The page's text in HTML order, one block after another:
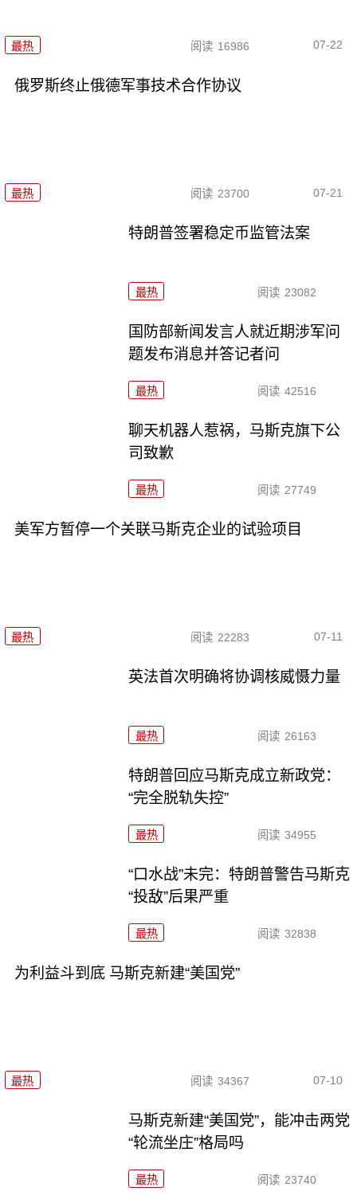
最热 阅读 16986 07-22
俄罗斯终止俄德军事技术合作协议
最热 阅读 23700 07-21
特朗普签署稳定币监管法案
最热 阅读 23082
国防部新闻发言人就近期涉军问
题发布消息并答记者问
最热 阅读 42516
聊天机器人惹祸，马斯克旗下公
司致歉
最热 阅读 27749
美军方暂停一个关联马斯克企业的试验项目
最热 阅读 22283 07-11
英法首次明确将协调核威慑力量
最热 阅读 26163
特朗普回应马斯克成立新政党：
“完全脱轨失控”
最热 阅读 34955
“口水战”未完：特朗普警告马斯克
“投敌”后果严重
最热 阅读 32838
为利益斗到底 马斯克新建“美国党”
最热 阅读 34367 07-10
马斯克新建“美国党”，能冲击两党
“轮流坐庄”格局吗
最热 阅读 23740